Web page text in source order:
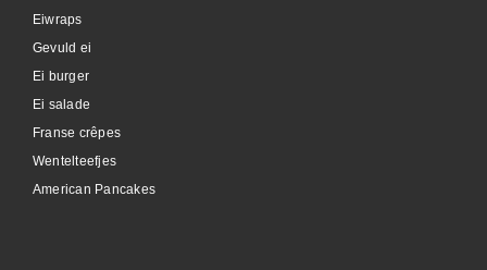
Eiwraps
Gevuld ei
Ei burger
Ei salade
Franse crêpes
Wentelteefjes
American Pancakes